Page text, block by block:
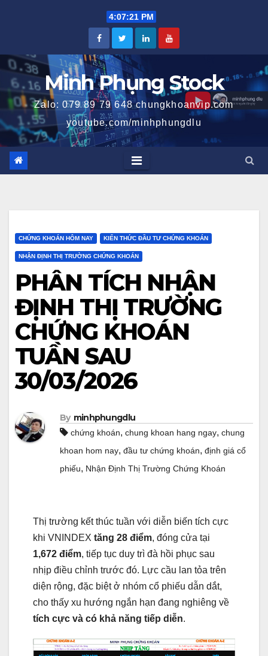
4:07:21 PM
Minh Phụng Stock
Zalo: 079 89 79 648 chungkhoanvip.com
youtube.com/minhphungdlu
CHỨNG KHOÁN HÔM NAY KIẾN THỨC ĐẦU TƯ CHỨNG KHOÁN
NHẬN ĐỊNH THỊ TRƯỜNG CHỨNG KHOÁN
PHÂN TÍCH NHẬN
ĐỊNH THỊ TRƯỜNG
CHỨNG KHOÁN
TUẦN SAU
30/03/2026
By minhphungdlu
chứng khoán, chung khoan hang ngay, chung
khoan hom nay, đầu tư chứng khoán, định giá cổ
phiếu, Nhận Định Thị Trường Chứng Khoán
Thị trường kết thúc tuần với diễn biến tích cực
khi VNINDEX tăng 28 điểm, đóng cửa tại
1,672 điểm, tiếp tục duy trì đà hồi phục sau
nhịp điều chỉnh trước đó. Lực cầu lan tỏa trên
diện rộng, đặc biệt ở nhóm cổ phiếu dẫn dắt,
cho thấy xu hướng ngắn hạn đang nghiêng về
tích cực và có khả năng tiếp diễn.